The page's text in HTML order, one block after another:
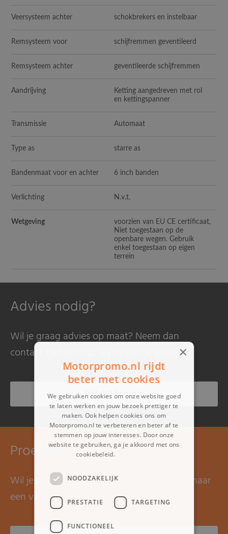
Veersysteem achter schokbrekers en instelbaar
Remsysteem voor schijfremmen geventileerd
Remsysteem achter geventileerde schijfremmen
Aandrijving
Ketting aangedreven met rol
en kettingspanner
Transmissie Automaat
Type as starre as
Bandenmaat voor en achter 6 inch banden
Verlichting N.v.t.
Wetgeving
voorzien van EU CE certificaat,
Niet toegestaan op de
openbare wegen. Gebruik
enkel toegestaan op eigen
terrein
Advies nodig?
Wil je graag advies op maat? Neem dan
contact met ons op, wij helpen je graag.
Bel mij terug >
Proefrit maken?
Wil je graag een proefrit maken? Kom dan naar
een van onze showrooms.
×
Motorpromo.nl rijdt
beter met cookies
We gebruiken cookies om onze website goed
te laten werken en jouw bezoek prettiger te
maken. Ook helpen cookies ons om
Motorpromo.nl te verbeteren en beter af te
stemmen op jouw interesses. Door onze
website te gebruiken, ga je akkoord met ons
cookiebeleid.
NOODZAKELIJK
PRESTATIE TARGETING
FUNCTIONEEL